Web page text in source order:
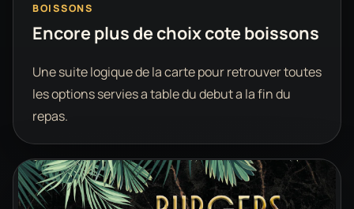
BOISSONS
Encore plus de choix cote boissons
Une suite logique de la carte pour retrouver toutes
les options servies a table du debut a la fin du
repas.